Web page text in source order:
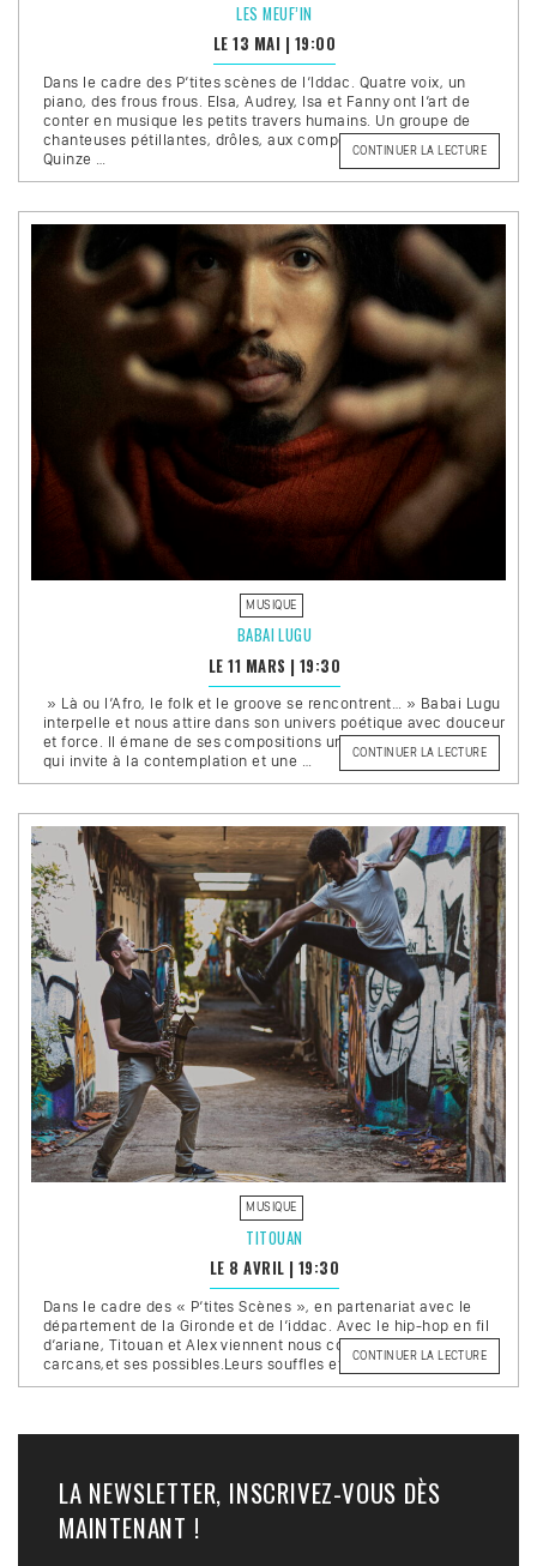
LES MEUF’IN
LE 13 MAI | 19:00
Dans le cadre des P’tites scènes de l’Iddac. Quatre voix, un
piano, des frous frous. Elsa, Audrey, Isa et Fanny ont l’art de
conter en musique les petits travers humains. Un groupe de
chanteuses pétillantes, drôles, aux compositions décapantes.
Quinze …
CONTINUER LA LECTUREDE
MEUF’IN
MUSIQUE
BABAI LUGU
LE 11 MARS | 19:30
» Là ou l’Afro, le folk et le groove se rencontrent… » Babai Lugu
interpelle et nous attire dans son univers poétique avec douceur
et force. Il émane de ses compositions une force magnétique
qui invite à la contemplation et une …
CONTINUER LA LECTUREDE
LUGU »
MUSIQUE
TITOUAN
LE 8 AVRIL | 19:30
Dans le cadre des « P’tites Scènes », en partenariat avec le
département de la Gironde et de l’iddac. Avec le hip-hop en fil
d’ariane, Titouan et Alex viennent nous conter leur monde, ses
carcans,et ses possibles.Leurs souffles et leurs corps sont …
CONTINUER LA LECTUREDE
LA NEWSLETTER, INSCRIVEZ-VOUS DÈS
MAINTENANT !